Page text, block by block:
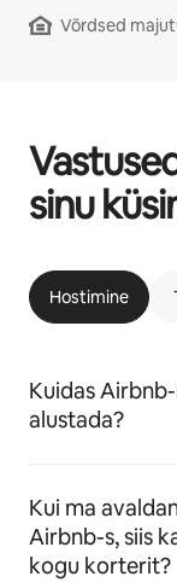
Võrdsed
sinu
Hostimine
Kuidas
alustada?
Kui ma
Airbnb-s, siis
kogu korterit?